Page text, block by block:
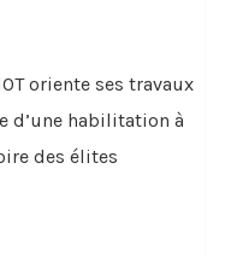
oriente ses travaux
d’une habilitation à
des élites